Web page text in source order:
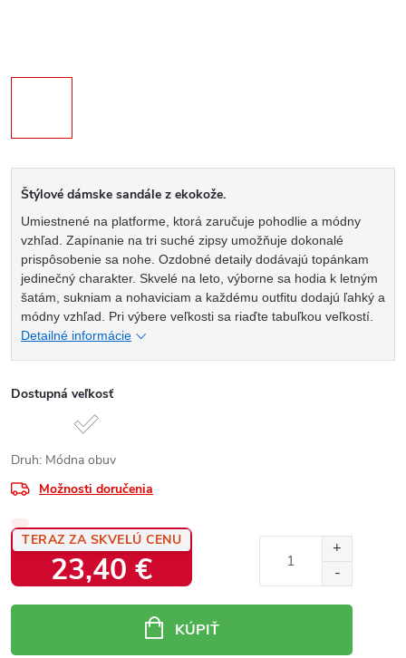
Štýlové dámske sandále z ekokože.
Umiestnené na platforme, ktorá zaručuje pohodlie a módny
vzhľad. Zapínanie na tri suché zipsy umožňuje dokonalé
prispôsobenie sa nohe. Ozdobné detaily dodávajú topánkam
jedinečný charakter. Skvelé na leto, výborne sa hodia k letným
šatám, sukniam a nohaviciam a každému outfitu dodajú ľahký a
módny vzhľad. Pri výbere veľkosti sa riaďte tabuľkou veľkostí.
Detailné informácie
Dostupná veľkosť
Druh: Módna obuv
Možnosti doručenia
TERAZ ZA SKVELÚ CENU
23,40 €
KÚPIŤ